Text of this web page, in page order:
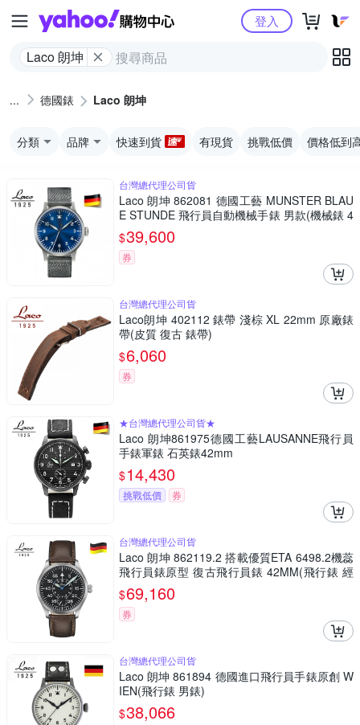
Yahoo購物中心
Laco 朗坤
登入
德國錶 Laco 朗坤
分類 品牌 快速到貨 有現貨 挑戰低價 價格低到
台灣總代理公司貨
Laco 朗坤 862081 德國工藝 MUNSTER BLAU
E STUNDE 飛行員自動機械手錶 男款(機械錶 4
2mm)
$39,600
券
台灣總代理公司貨
Laco朗坤 402112 錶帶 淺棕 XL 22mm 原廠錶
帶(皮質 復古 錶帶)
$6,060
券
★台灣總代理公司貨★
Laco 朗坤861975德國工藝LAUSANNE飛行員
手錶軍錶 石英錶42mm
$14,430
挑戰低價 券
台灣總代理公司貨
Laco 朗坤 862119.2 搭載優質ETA 6498.2機蕊
飛行員錶原型 復古飛行員錶 42MM(飛行錶 經
典錶)
$69,160
券
台灣總代理公司貨
Laco 朗坤 861894 德國進口飛行員手錶原創 W
IEN(飛行錶 男錶)
$38,066